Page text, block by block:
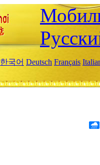
한국어 Deutsch Français